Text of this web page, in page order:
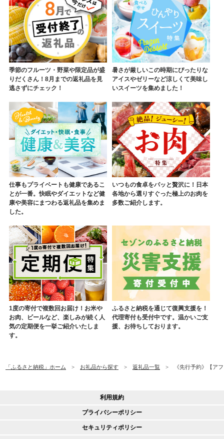
季節のフルーツ・野菜や限定品が盛
りだくさん！8月までの返礼品を見
逃さずにチェック！
暑さが厳しいこの時期にぴったりな
アイスやゼリーなど涼しくて美味し
いスイーツを集めました！
仕事もプライベートも健康であるこ
とが一番。快眠やダイエットなど健
康や美容にまつわる返礼品を集めま
した。
いつもの食卓をパッと贅沢に！日本
各地から選りすぐった極上のお肉を
多数ご紹介します。
1度の寄付で複数回お届け！お米や
お肉、ビールなど、楽しみが続く人
気の定期便を一挙ご紹介いたしま
す。
ふるさと納税を通じて復興支援を！
代理寄付も受付中です。温かいご支
援、お待ちしております。
「ふるさと納税」ホーム お礼品から探す 返礼品一覧 《先行予約》【ア
利用規約
プライバシーポリシー
セキュリティポリシー